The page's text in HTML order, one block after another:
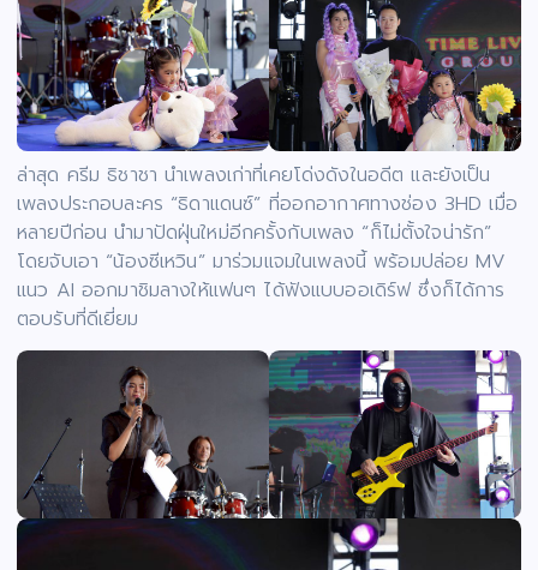
ล่าสุด ครีม ธิชาชา นำเพลงเก่าที่เคยโด่งดังในอดีต และยังเป็น
เพลงประกอบละคร “ธิดาแดนซ์” ที่ออกอากาศทางช่อง 3HD เมื่อ
หลายปีก่อน นำมาปัดฝุ่นใหม่อีกครั้งกับเพลง “ก็ไม่ตั้งใจน่ารัก”
โดยจับเอา “น้องซีเหวิน” มาร่วมแจมในเพลงนี้ พร้อมปล่อย MV
แนว AI ออกมาชิมลางให้แฟนๆ ได้ฟังแบบออเดิร์ฟ ซึ่งก็ได้การ
ตอบรับที่ดีเยี่ยม